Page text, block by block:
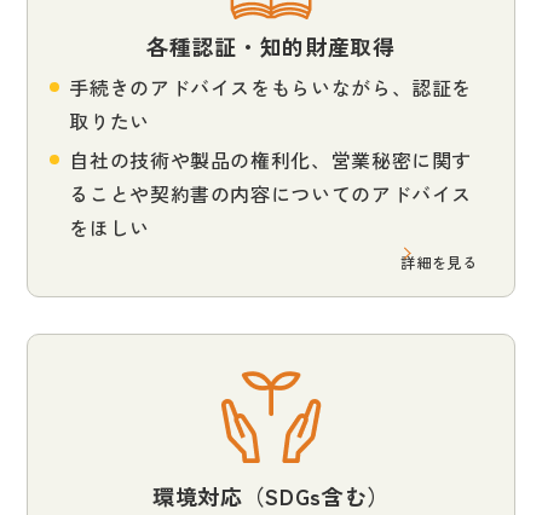
各種認証・知的財産取得
手続きのアドバイスをもらいながら、認証を
取りたい
自社の技術や製品の権利化、営業秘密に関す
ることや契約書の内容についてのアドバイス
をほしい
詳細を見る
環境対応（SDGs含む）